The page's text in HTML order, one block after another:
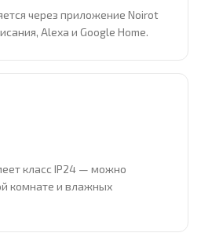
через приложение Noirot
Alexa и Google Home.
класс IP24 — можно
комнате и влажных